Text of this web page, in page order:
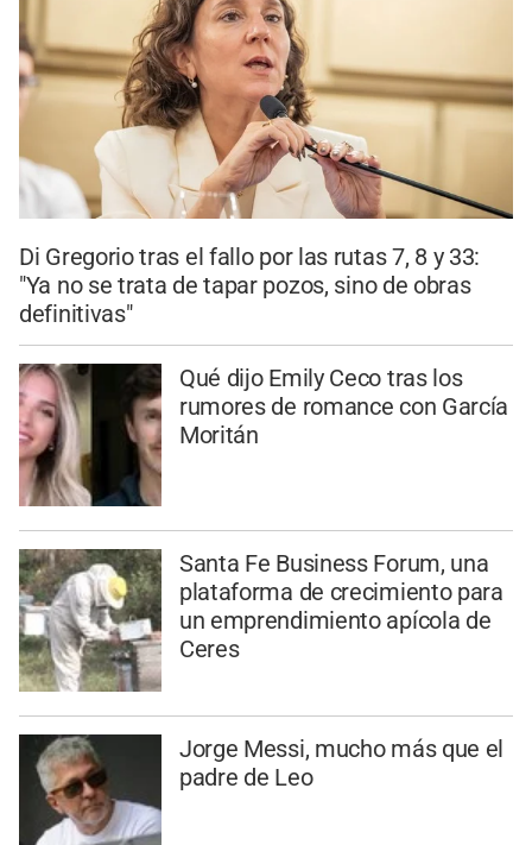
Di Gregorio tras el fallo por las rutas 7, 8 y 33:
"Ya no se trata de tapar pozos, sino de obras
definitivas"
Qué dijo Emily Ceco tras los
rumores de romance con García
Moritán
Santa Fe Business Forum, una
plataforma de crecimiento para
un emprendimiento apícola de
Ceres
Jorge Messi, mucho más que el
padre de Leo